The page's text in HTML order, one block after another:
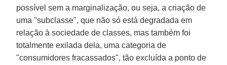
possível sem a marginalização, ou seja, a criação de
uma "subclasse", que não só está degradada em
relação à sociedade de classes, mas também foi
totalmente exilada dela, uma categoria de
"consumidores fracassados", tão excluída a ponto de